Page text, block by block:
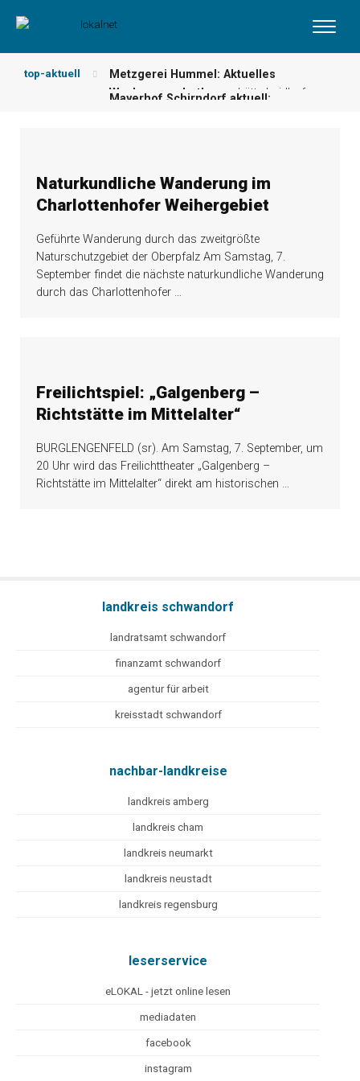
top-aktuell
Metzgerei Hummel: Aktuelles
Wochenangebot!
maxhütte-haidhof
Mayerhof Schirndorf aktuell:
Grillspezialitäten u.v.m.!
kallmünz
zahlen!
kommentare & serien &
Maxhütter Fischladen: Unser aktuelles
Angebot …
maxhütte-haidhof
Nutzen Sie aktuelle Angebote Ihrer
Region!
angebote vor ort | anzeige
Naturkundliche Wanderung im
Charlottenhofer Weihergebiet
Geführte Wanderung durch das zweitgrößte
Naturschutzgebiet der Oberpfalz Am Samstag, 7.
September findet die nächste naturkundliche Wanderung
durch das Charlottenhofer …
Freilichtspiel: „Galgenberg –
Richtstätte im Mittelalter“
BURGLENGENFELD (sr). Am Samstag, 7. September, um
20 Uhr wird das Freilichttheater „Galgenberg –
Richtstätte im Mittelalter“ direkt am historischen …
landkreis schwandorf
landratsamt schwandorf
finanzamt schwandorf
agentur für arbeit
kreisstadt schwandorf
nachbar-landkreise
landkreis amberg
landkreis cham
landkreis neumarkt
landkreis neustadt
landkreis regensburg
leserservice
eLOKAL - jetzt online lesen
mediadaten
facebook
instagram